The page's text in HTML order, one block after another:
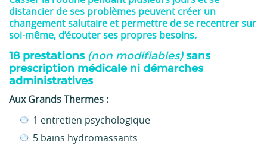
distancier de ses problèmes peuvent créer un
changement salutaire et permettre de se recentrer sur
soi-même, d’écouter ses propres besoins.
18 prestations (non modifiables)sans
prescription médicale ni démarches
administratives
Aux Grands Thermes :
1 entretien psychologique
5 bains hydromassants